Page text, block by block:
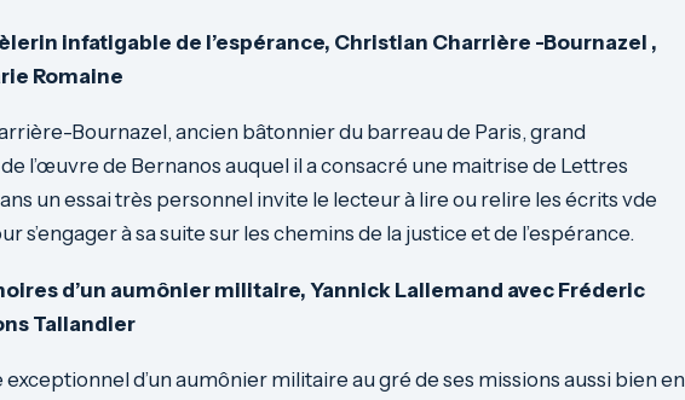
infatigable de l’espérance, Christian Charrière -Bournazel ,
Romaine
Bournazel, ancien bâtonnier du barreau de Paris, grand
l’œuvre de Bernanos auquel il a consacré une maitrise de Lettres
un essai très personnel invite le lecteur à lire ou relire les écrits vde
s’engager à sa suite sur les chemins de la justice et de l’espérance.
d’un aumônier militaire, Yannick Lallemand avec Fréderic
Tallandier
d’un aumônier militaire au gré de ses missions aussi bien en